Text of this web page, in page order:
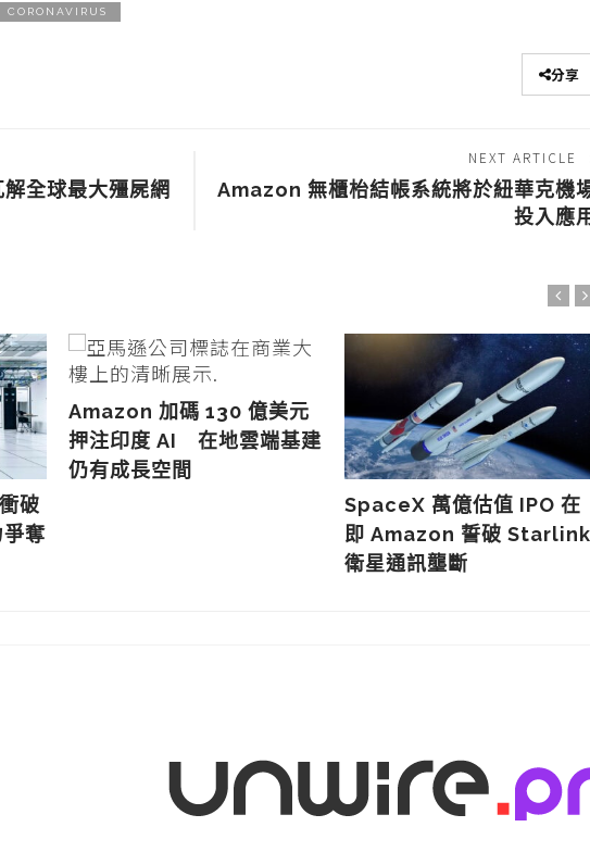
分享
全球最大殭屍網
NEXT ARTICLE
Amazon 無櫃枱結帳系統將於紐華克機
投入應
破
奪
Amazon 加碼 130 億美元
押注印度 AI 在地雲端基建
仍有成長空間
SpaceX 萬億估值 IPO 在
即 Amazon 誓破 Starlink
衛星通訊壟斷